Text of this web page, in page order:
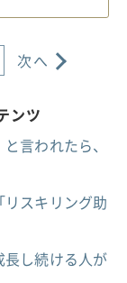
次へ
ンツ
言われたら、
スキリング助
し続ける人が